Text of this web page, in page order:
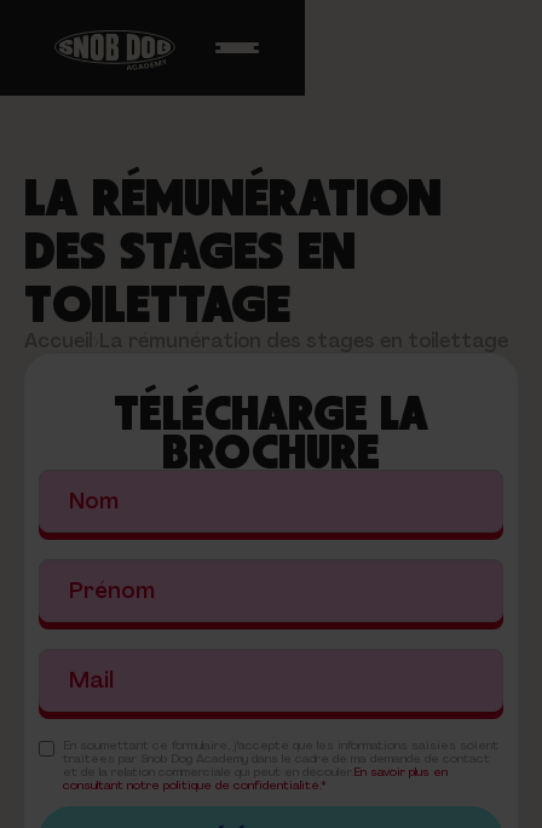
LA RÉMUNÉRATION
DES STAGES EN
TOILETTAGE
TÉLÉCHARGE LA
BROCHURE
En savoir plus en
consultant notre politique de confidentialité.*